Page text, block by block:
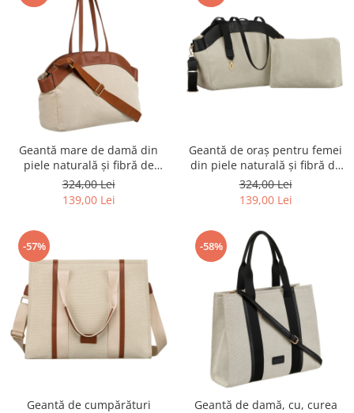
Geantă mare de damă din
piele naturală și fibră de
poliamidă în culorile bej și
maro - Peterson PTR-PTN
324,00 Lei
139,00 Lei
Geantă de oraș pentru femei
din piele naturală și fibră de
poliamidă - Peterson PTR-PTN
CAN-01 NAT-BLACK
324,00 Lei
139,00 Lei
-57%
Geantă de cumpărături
-58%
Geantă de damă, cu, curea